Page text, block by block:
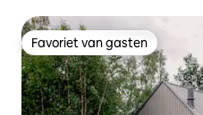
Favoriet van gasten
Favoriet van gasten